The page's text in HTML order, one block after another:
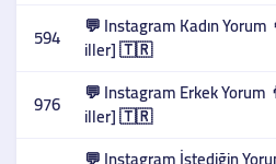
594 💬 Instagram Kadın Yorum
iller] 🇹🇷
976 💬 Instagram Erkek Yorum
iller] 🇹🇷